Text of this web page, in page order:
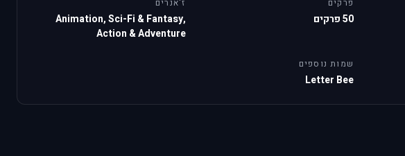
פרקים
50 פרקים
ז'אנרים
Animation, Sci-Fi & Fantasy,
Action & Adventure
שמות נוספים
Letter Bee